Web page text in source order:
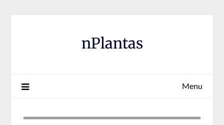
nPlantas
Menu